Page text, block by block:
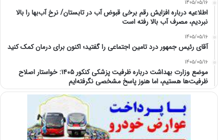
1405/05/16
اطلاعیه درباره افزایش رقم برخی قبوض آب در تابستان/ نرخ آب‌بها را بالا
نبردیم، مصرف آب بالا رفته است
1405/05/16
آقای رئیس جمهور درد تامین اجتماعی را گفتید؛ اکنون برای درمان کمک کنید
1405/05/16
موضع وزارت بهداشت درباره ظرفیت پزشکی کنکور ۱۴۰۵: خواستار اصلاح
ظرفیت‌ها هستیم، اما هنوز پاسخ مشخصی نگرفته‌ایم